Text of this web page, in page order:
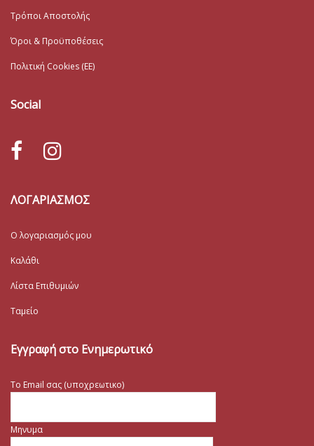
Τρόποι Αποστολής
Όροι & Προϋποθέσεις
Πολιτική Cookies (ΕΕ)
Social
ΛΟΓΑΡΙΑΣΜΟΣ
Ο λογαριασμός μου
Καλάθι
Λίστα Επιθυμιών
Ταμείο
Εγγραφή στο Ενημερωτικό
Το Email σας (υποχρεωτικο)
Μηνυμα